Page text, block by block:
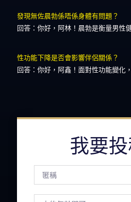
發現無佐晨勃係唔係身體有問題？
回答：你好，阿林！晨勃是衡量男性
性功能下降是否會影響伴侶關係？
回答：你好，阿鑫！面對性功能變化
我要